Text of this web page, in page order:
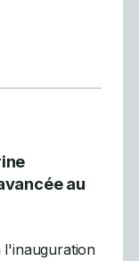
de la
au
l'inauguration